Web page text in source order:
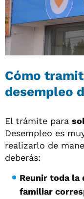
Cómo
desempleo
El trámite para
Desempleo es
realizarlo de
deberás:
Reunir toda la
familiar